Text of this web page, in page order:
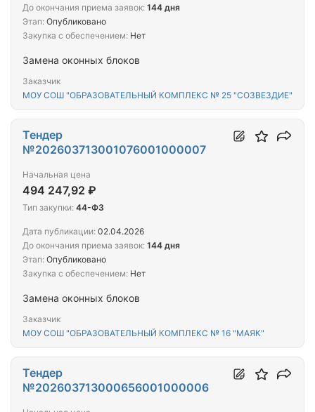
Замена оконных блоков
Заказчик
МОУ СОШ "ОБРАЗОВАТЕЛЬНЫЙ КОМПЛЕКС № 25 "СОЗВЕЗДИЕ"
До окончания приема заявок: 144 дня
Этап: Опубликовано
Закупка с обеспечением: Нет
Замена оконных блоков
Заказчик
МОУ СОШ "ОБРАЗОВАТЕЛЬНЫЙ КОМПЛЕКС № 16 "МАЯК"
Тендер
№202603713001076001000007
Начальная цена
494 247,92 ₽
Тип закупки: 44-ФЗ
Дата публикации: 02.04.2026
До окончания приема заявок: 144 дня
Этап: Опубликовано
Закупка с обеспечением: Нет
Тендер
№202603713000656001000006